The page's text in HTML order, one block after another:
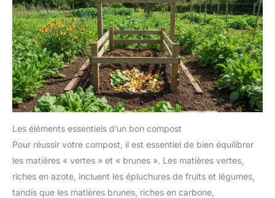
Les éléments essentiels d’un bon compost
Pour réussir votre compost, il est essentiel de bien équilibrer
les matières « vertes » et « brunes ». Les matières vertes,
riches en azote, incluent les épluchures de fruits et légumes,
tandis que les matières brunes, riches en carbone,